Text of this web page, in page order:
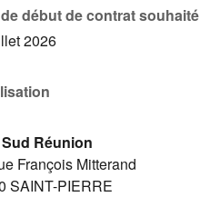
début de contrat souhaité
2026
Réunion
François Mitterand
SAINT-PIERRE